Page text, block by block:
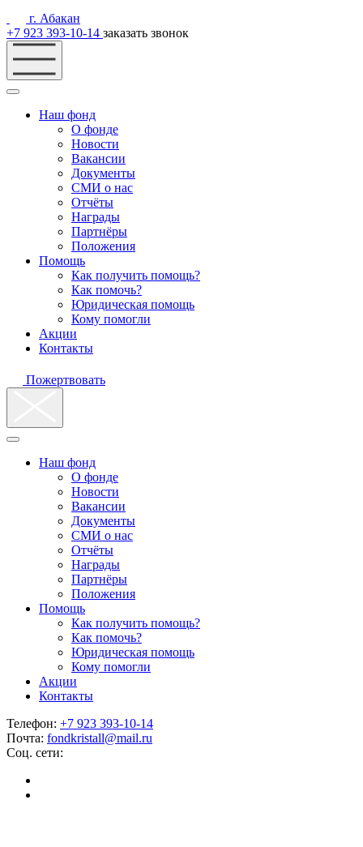
г. Абакан
+7 923 393-10-14 заказать звонок
Наш фонд
О фонде
Новости
Вакансии
Документы
СМИ о нас
Отчёты
Награды
Партнёры
Положения
Помощь
Как получить помощь?
Как помочь?
Юридическая помощь
Кому помогли
Акции
Контакты
Пожертвовать
Наш фонд
О фонде
Новости
Вакансии
Документы
СМИ о нас
Отчёты
Награды
Партнёры
Положения
Помощь
Как получить помощь?
Как помочь?
Юридическая помощь
Кому помогли
Акции
Контакты
Телефон: +7 923 393-10-14
Почта: fondkristall@mail.ru
Соц. сети: